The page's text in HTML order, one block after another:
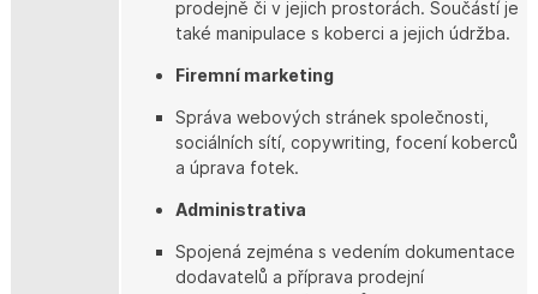
prodejně či v jejich prostorách. Součástí je
také manipulace s koberci a jejich údržba.
Firemní marketing
Správa webových stránek společnosti,
sociálních sítí, copywriting, focení koberců
a úprava fotek.
Administrativa
Spojená zejména s vedením dokumentace
dodavatelů a příprava prodejní